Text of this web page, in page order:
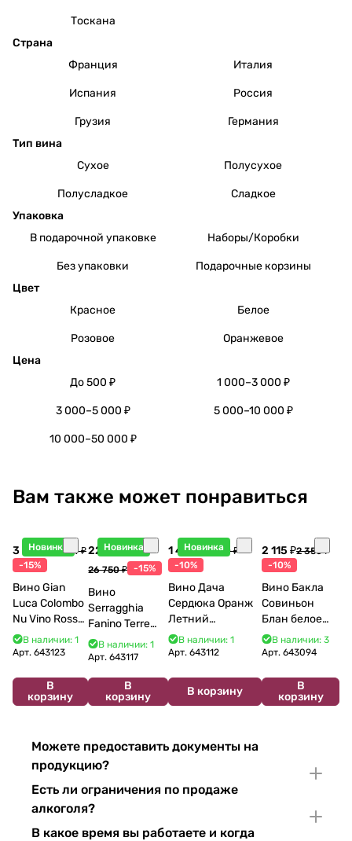
Тоскана
Страна
Франция
Италия
Испания Россия
Грузия
Германия
Тип вина
Сухое
Полусухое
Полусладкое
Сладкое
Упаковка
В подарочной упаковке
Наборы/Коробки
Без упаковки
Подарочные корзины
Цвет
Красное
Белое
Розовое
Оранжевое
Цена
До 500 ₽
1 000–3 000 ₽
3 000–5 000 ₽ 5 000–10 000 ₽
10 000–50 000 ₽
Вам также может понравиться
Новинка
3 998 ₽4 704 ₽
-15%
Вино Gian
Luca Colombo
Nu Vino Rosso
2025 750 мл
В наличии: 1
Арт. 643123
В
корзину
Новинка
22 738 ₽
26 750 ₽ -15%
Вино
Serragghia
Fanino Terre
Siciliane IGP
2022 750 мл
В наличии: 1
Арт.643117
В
корзину
Новинка
1 440 ₽1 600 ₽
-10%
Вино Дача
Сердюка Оранж
Летний
Сибирьковый
2024 750 мл
В наличии: 1
Арт. 643112
В корзину
2 115 ₽2 350 ₽
-10%
Вино Бакла
Совиньон
Блан белое
сухое 750 мл
12%
В наличии: 3
Арт.643094
В
корзину
Можете предоставить документы на
продукцию?
Есть ли ограничения по продаже
алкоголя?
В какое время вы работаете и когда